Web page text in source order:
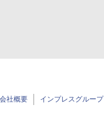
会社概要 インプレスグループ